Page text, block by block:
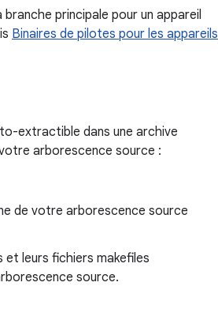
principale pour un appareil
Binaires de pilotes pour les appareils
extractible dans une archive
arborescence source :
de votre arborescence source
leurs fichiers makefiles
source.